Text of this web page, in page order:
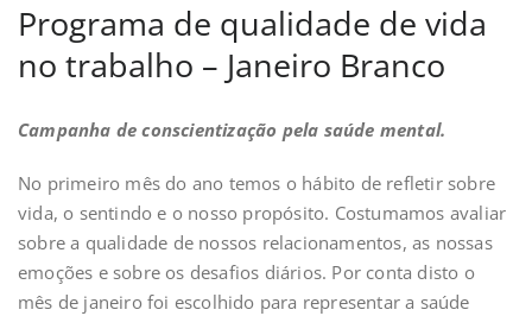
Programa de qualidade de vida
no trabalho – Janeiro Branco
Campanha de conscientização pela saúde mental.
No primeiro mês do ano temos o hábito de refletir sobre
vida, o sentindo e o nosso propósito. Costumamos avaliar
sobre a qualidade de nossos relacionamentos, as nossas
emoções e sobre os desafios diários. Por conta disto o
mês de janeiro foi escolhido para representar a saúde